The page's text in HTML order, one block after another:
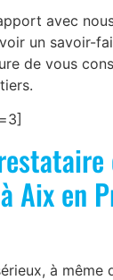
avec
un savoir-
de vous
Aix en
à